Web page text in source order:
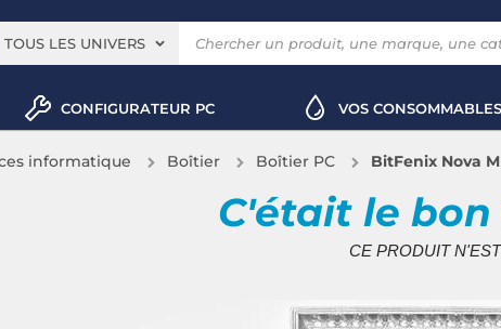
TOUS LES UNIVERS
CONFIGURATEUR PC VOS CONSOMMABLES
informatique Boîtier Boîtier PC BitFenix Nova
C'était le
CE PRODUIT